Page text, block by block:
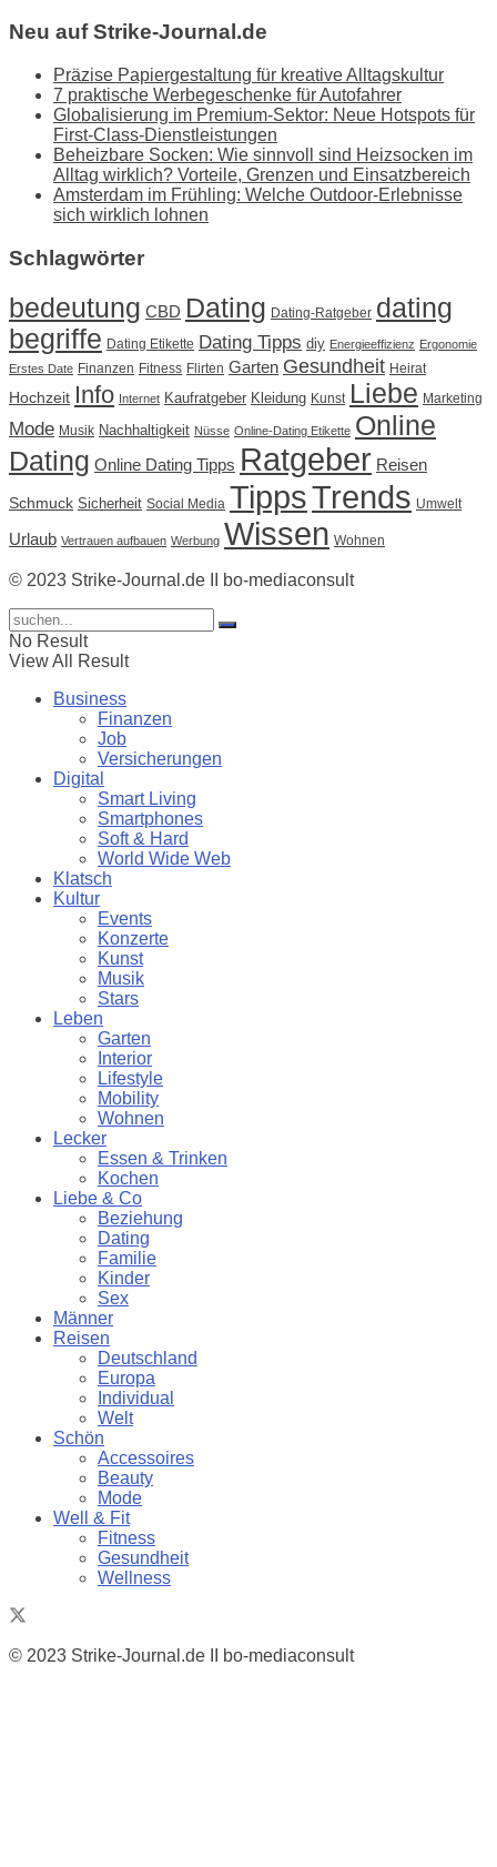
Neu auf Strike-Journal.de
Präzise Papiergestaltung für kreative Alltagskultur
7 praktische Werbegeschenke für Autofahrer
Globalisierung im Premium-Sektor: Neue Hotspots für
First-Class-Dienstleistungen
Beheizbare Socken: Wie sinnvoll sind Heizsocken im
Alltag wirklich? Vorteile, Grenzen und Einsatzbereich
Amsterdam im Frühling: Welche Outdoor-Erlebnisse
sich wirklich lohnen
Schlagwörter
bedeutung CBD Dating Dating-Ratgeber dating
begriffe Dating Etikette Dating Tipps diy Energieeffizienz Ergonomie
Erstes Date Finanzen Fitness Flirten Garten Gesundheit Heirat
Hochzeit Info Internet Kaufratgeber Kleidung Kunst Liebe Marketing
Mode Musik Nachhaltigkeit Nüsse Online-Dating Etikette Online
Dating Online Dating Tipps Ratgeber Reisen
Schmuck Sicherheit Social Media TippsTrends Umwelt
Urlaub Vertrauen aufbauen Werbung Wissen Wohnen
© 2023 Strike-Journal.de II bo-mediaconsult
No Result
View All Result
Business
Finanzen
Job
Versicherungen
Digital
Smart Living
Smartphones
Soft & Hard
World Wide Web
Klatsch
Kultur
Events
Konzerte
Kunst
Musik
Stars
Leben
Garten
Interior
Lifestyle
Mobility
Wohnen
Lecker
Essen & Trinken
Kochen
Liebe & Co
Beziehung
Dating
Familie
Kinder
Sex
Männer
Reisen
Deutschland
Europa
Individual
Welt
Schön
Accessoires
Beauty
Mode
Well & Fit
Fitness
Gesundheit
Wellness
© 2023 Strike-Journal.de II bo-mediaconsult